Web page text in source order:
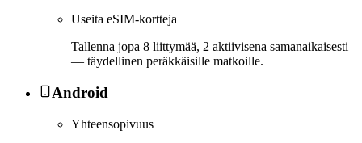
Useita eSIM-kortteja
Tallenna jopa 8 liittymää, 2 aktiivisena samanaikaisesti
— täydellinen peräkkäisille matkoille.
Android
Yhteensopivuus